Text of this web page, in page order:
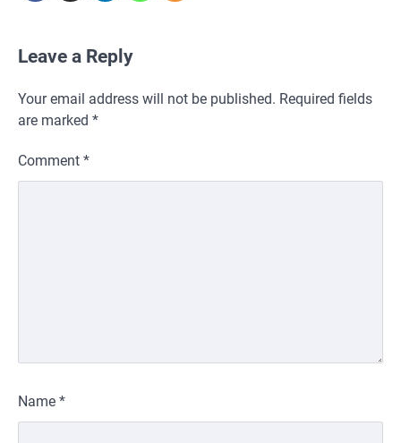
Leave a Reply
Your email address will not be published. Required fields
are marked *
Comment *
Name *